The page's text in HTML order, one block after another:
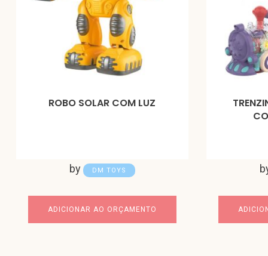
ROBO SOLAR COM LUZ
by DM TOYS
ADICIONAR AO ORÇAMENTO